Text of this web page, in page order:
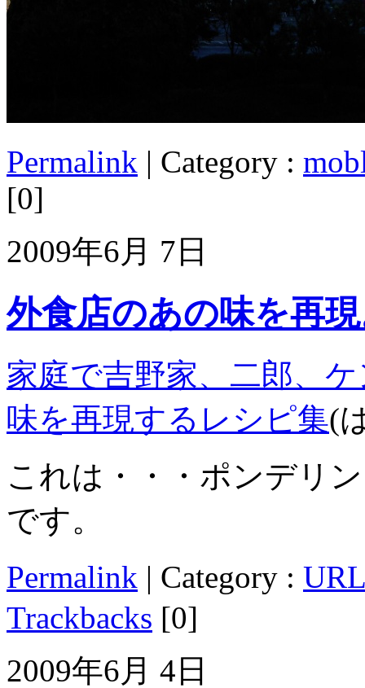
Permalink | Category :
[0]
2009年6月 7日
外食店のあの味を再
家庭で吉野家、二郎、
味を再現するレシピ集(
これは・・・ポンデリ
です。
Permalink | Category :
Trackbacks [0]
2009年6月 4日